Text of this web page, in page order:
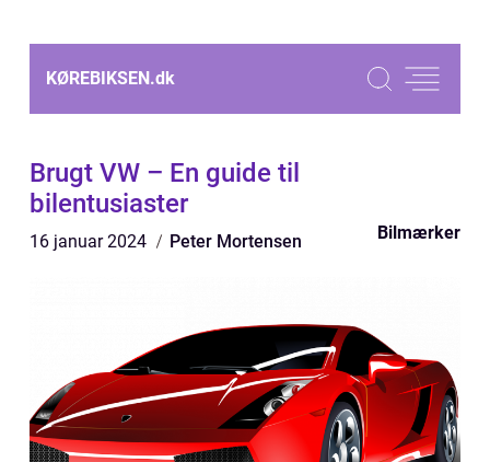
KØREBIKSEN.dk
Brugt VW – En guide til
bilentusiaster
16 januar 2024 Peter Mortensen Bilmærker